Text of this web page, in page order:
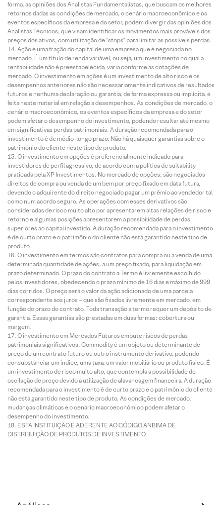
forma, as opiniões dos Analistas Fundamentalistas, que buscam os melhores
retornos dadas as condições de mercado, o cenário macroeconômico e os
eventos específicos da empresa e do setor, podem divergir das opiniões dos
Analistas Técnicos, que visam identificar os movimentos mais prováveis dos
preços dos ativos, com utilização de “stops” para limitar as possíveis perdas.
Ação é uma fração do capital de uma empresa que é negociada no
mercado. É um título de renda variável, ou seja, um investimento no qual a
rentabilidade não é preestabelecida, varia conforme as cotações de
mercado. O investimento em ações é um investimento de alto risco e os
desempenhos anteriores não são necessariamente indicativos de resultados
futuros e nenhuma declaração ou garantia, de forma expressa ou implícita, é
feita neste material em relação a desempenhos. As condições de mercado, o
cenário macroeconômico, os eventos específicos da empresa e do setor
podem afetar o desempenho do investimento, podendo resultar até mesmo
em significativas perdas patrimoniais. A duração recomendada para o
investimento é de médio-longo prazo. Não há quaisquer garantias sobre o
patrimônio do cliente neste tipo de produto.
O investimento em opções é preferencialmente indicado para
investidores de perfil agressivo, de acordo com a política de suitability
praticada pela XP Investimentos. No mercado de opções, são negociados
direitos de compra ou venda de um bem por preço fixado em data futura,
devendo o adquirente do direito negociado pagar um prêmio ao vendedor tal
como num acordo seguro. As operações com esses derivativos são
consideradas de risco muito alto por apresentarem altas relações de risco e
retorno e algumas posições apresentarem a possibilidade de perdas
superiores ao capital investido. A duração recomendada para o investimento
é de curto prazo e o patrimônio do cliente não está garantido neste tipo de
produto.
O investimento em termos são contratos para compra ou a venda de uma
determinada quantidade de ações, a um preço fixado, para liquidação em
prazo determinado. O prazo do contrato a Termo é livremente escolhido
pelos investidores, obedecendo o prazo mínimo de 16 dias e máximo de 999
dias corridos. O preço será o valor da ação adicionado de uma parcela
correspondente aos juros – que são fixados livremente em mercado, em
função do prazo do contrato. Toda transação a termo requer um depósito de
garantia. Essas garantias são prestadas em duas formas: cobertura ou
margem.
O investimento em Mercados Futuros embute riscos de perdas
patrimoniais significativos. Commodity é um objeto ou determinante de
preço de um contrato futuro ou outro instrumento derivativo, podendo
consubstanciar um índice, uma taxa, um valor mobiliário ou produto físico. É
um investimento de risco muito alto, que contempla a possibilidade de
oscilação de preço devido à utilização de alavancagem financeira. A duração
recomendada para o investimento é de curto prazo e o patrimônio do cliente
não está garantido neste tipo de produto. As condições de mercado,
mudanças climáticas e o cenário macroeconômico podem afetar o
desempenho do investimento.
ESTA INSTITUIÇÃO É ADERENTE AO CÓDIGO ANBIMA DE
DISTRIBUIÇÃO DE PRODUTOS DE INVESTIMENTO.